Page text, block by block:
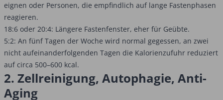
eignen oder Personen, die empfindlich auf lange Fastenphasen
reagieren.
18:6 oder 20:4: Längere Fastenfenster, eher für Geübte.
5:2: An fünf Tagen der Woche wird normal gegessen, an zwei
nicht aufeinanderfolgenden Tagen die Kalorienzufuhr reduziert
auf circa 500–600 kcal.
2. Zellreinigung, Autophagie, Anti-
Aging